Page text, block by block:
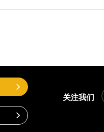
关注我们